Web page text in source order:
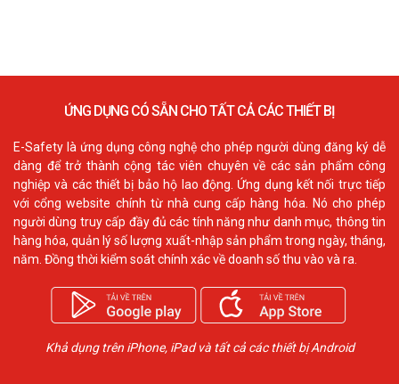
ỨNG DỤNG CÓ SẴN CHO TẤT CẢ CÁC THIẾT BỊ
E-Safety là ứng dụng công nghệ cho phép người dùng đăng ký dễ
dàng để trở thành cộng tác viên chuyên về các sản phẩm công
nghiệp và các thiết bị bảo hộ lao động. Ứng dụng kết nối trực tiếp
với cổng website chính từ nhà cung cấp hàng hóa. Nó cho phép
người dùng truy cấp đầy đủ các tính năng như danh mục, thông tin
hàng hóa, quản lý số lượng xuất-nhập sản phẩm trong ngày, tháng,
năm. Đồng thời kiểm soát chính xác về doanh số thu vào và ra.
Khả dụng trên iPhone, iPad và tất cả các thiết bị Android